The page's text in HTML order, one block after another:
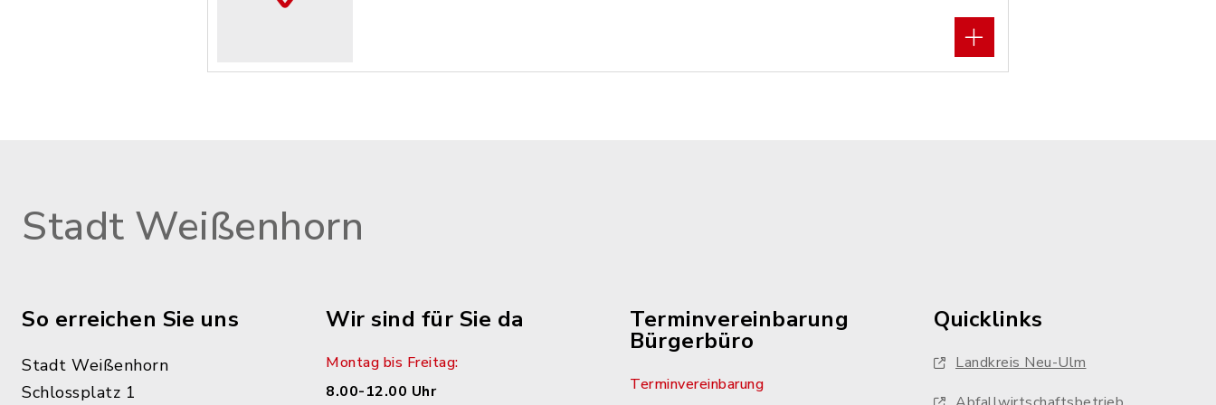
Stadt Weißenhorn
So erreichen Sie uns
Stadt Weißenhorn
Schlossplatz 1
Wir sind für Sie da
Montag bis Freitag:
8.00-12.00 Uhr
Terminvereinbarung
Bürgerbüro
Terminvereinbarung
Quicklinks
Landkreis Neu-Ulm